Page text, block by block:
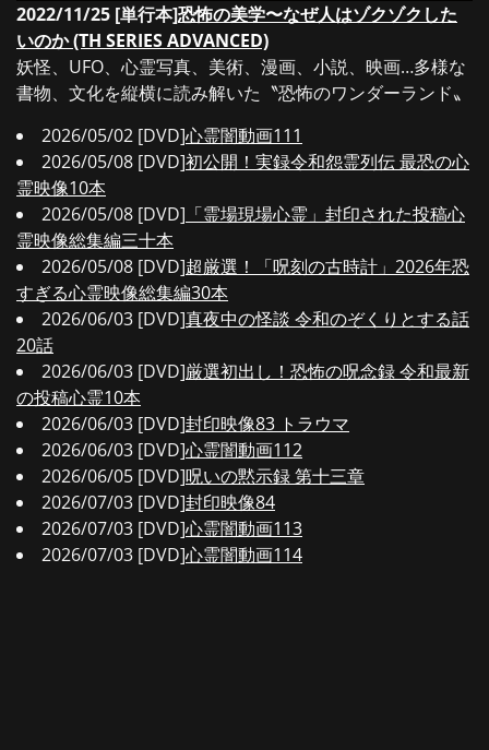
2022/11/25 [単行本]恐怖の美学〜なぜ人はゾクゾクした
いのか (TH SERIES ADVANCED)
妖怪、UFO、心霊写真、美術、漫画、小説、映画…多様な
書物、文化を縦横に読み解いた〝恐怖のワンダーランド〟
2026/05/02 [DVD]心霊闇動画111
2026/05/08 [DVD]初公開！実録令和怨霊列伝 最恐の心
霊映像10本
2026/05/08 [DVD] 「霊場現場心霊」封印された投稿心
霊映像総集編三十本
2026/05/08 [DVD]超厳選！「呪刻の古時計」2026年恐
すぎる心霊映像総集編30本
2026/06/03 [DVD]真夜中の怪談 令和のぞくりとする話
20話
2026/06/03 [DVD]厳選初出し！恐怖の呪念録 令和最新
の投稿心霊10本
2026/06/03 [DVD]封印映像83 トラウマ
2026/06/03 [DVD]心霊闇動画112
2026/06/05 [DVD]呪いの黙示録 第十三章
2026/07/03 [DVD]封印映像84
2026/07/03 [DVD]心霊闇動画113
2026/07/03 [DVD]心霊闇動画114